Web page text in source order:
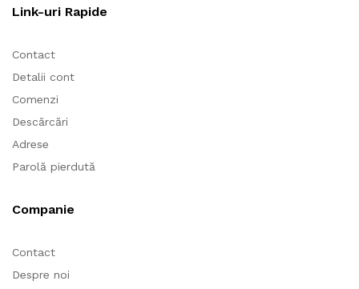
Link-uri Rapide
Contact
Detalii cont
Comenzi
Descărcări
Adrese
Parolă pierdută
Companie
Contact
Despre noi